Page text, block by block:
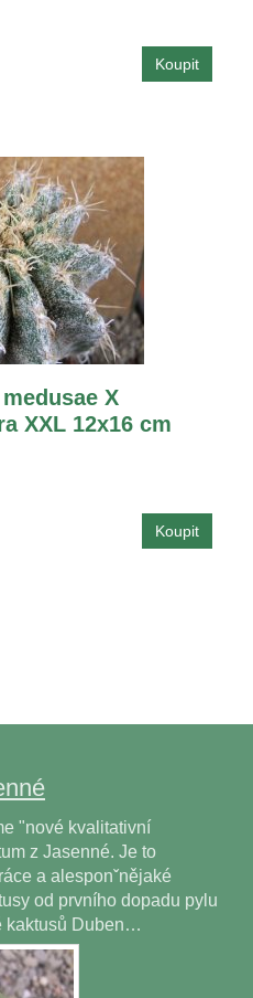
X
XXL 12x16 cm
"nové kvalitativní
z Jasenné. Je to
a alesponˇnějaké
od prvního dopadu pylu
kaktusů Duben…